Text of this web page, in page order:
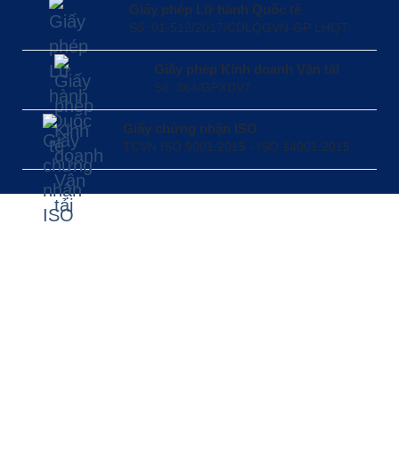
Giấy phép Lữ hành Quốc tế
Số: 01-512/2017/CDLQGVN-GP LHQT
Giấy phép Kinh doanh Vận tải
Số: 364/GPXDVT
Giấy chứng nhận ISO
TCVN ISO 9001:2015 - ISO 14001:2015